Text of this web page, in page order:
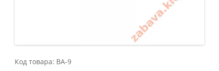
Код товара: ВА-9